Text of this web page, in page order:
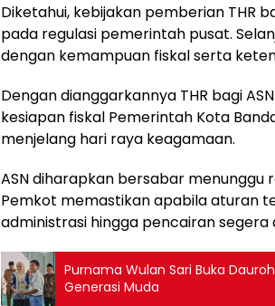
Diketahui, kebijakan pemberian THR
pada regulasi pemerintah pusat.
dengan kemampuan fiskal serta
Dengan dianggarkannya THR bagi
kesiapan fiskal Pemerintah Kota
menjelang hari raya keagamaan.
ASN diharapkan bersabar menunggu
Pemkot memastikan apabila aturan
administrasi hingga pencairan
Purnama Wulan Sari Buka
Generasi Muda